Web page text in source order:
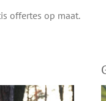
offertes op maat.